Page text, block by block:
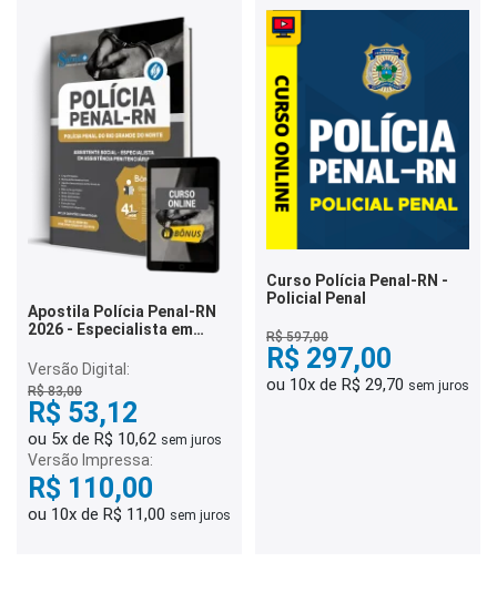
Apostila Polícia Penal-RN
2026 - Especialista em
Assistente Social
Versão Digital:
R$ 83,00
R$ 53,12
ou 5x de R$ 10,62 sem juros
Versão Impressa:
R$ 110,00
ou 10x de R$ 11,00 sem juros
Curso Polícia Penal-RN -
Policial Penal
R$ 597,00
R$ 297,00
ou 10x de R$ 29,70 sem juros